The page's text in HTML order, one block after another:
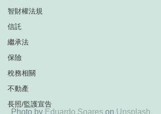
智財權法規
信託
繼承法
保險
稅務相關
不動產
長照/監護宣告
Photo by Eduardo Soares on Unsplash